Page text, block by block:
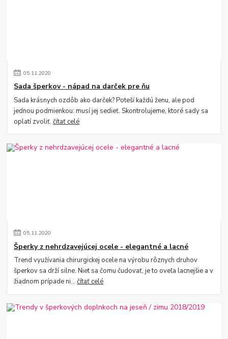
05.11.2020
Sada šperkov - nápad na darček pre ňu
Sada krásnych ozdôb ako darček? Poteší každú ženu, ale pod
jednou podmienkou: musí jej sedieť. Skontrolujeme, ktoré sady sa
oplatí zvoliť.čítať celé
05.11.2020
Šperky z nehrdzavejúcej ocele - elegantné a lacné
Trend využívania chirurgickej ocele na výrobu rôznych druhov
šperkov sa drží silne. Niet sa čomu čudovať, je to oveľa lacnejšie a v
žiadnom prípade ni...čítať celé